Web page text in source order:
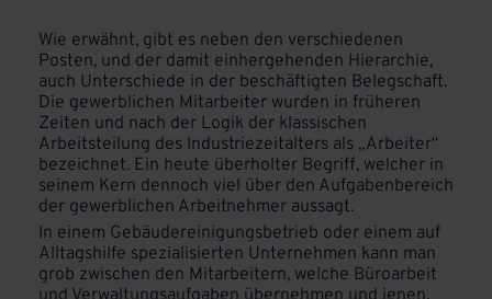
Wie erwähnt, gibt es neben den verschiedenen
Posten, und der damit einhergehenden Hierarchie,
auch Unterschiede in der beschäftigten Belegschaft.
Die gewerblichen Mitarbeiter wurden in früheren
Zeiten und nach der Logik der klassischen
Arbeitsteilung des Industriezeitalters als „Arbeiter“
bezeichnet. Ein heute überholter Begriff, welcher in
seinem Kern dennoch viel über den Aufgabenbereich
der gewerblichen Arbeitnehmer aussagt.
In einem Gebäudereinigungsbetrieb oder einem auf
Alltagshilfe spezialisierten Unternehmen kann man
grob zwischen den Mitarbeitern, welche Büroarbeit